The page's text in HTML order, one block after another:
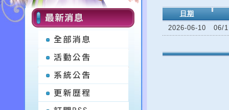
日期
2026-06-10
06/